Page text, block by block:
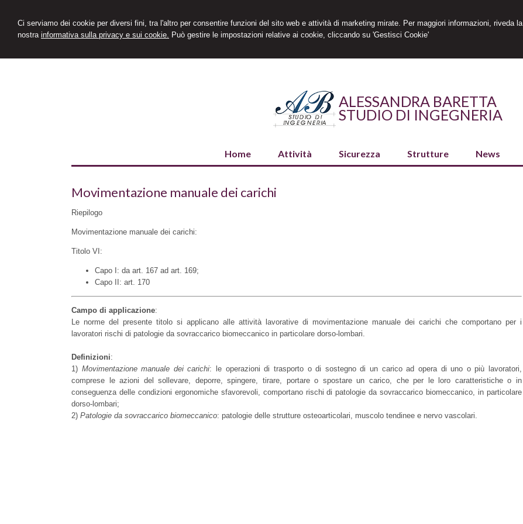
Ci serviamo dei cookie per diversi fini, tra l'altro per consentire funzioni del sito web e attività di marketing mirate. Per maggiori informazioni, riveda la
nostra informativa sulla privacy e sui cookie. Può gestire le impostazioni relative ai cookie, cliccando su 'Gestisci Cookie'
ALESSANDRA BARETTA
STUDIO DI INGEGNERIA
Home Attività Sicurezza Strutture News
Movimentazione manuale dei carichi
Riepilogo
Movimentazione manuale dei carichi:
Titolo VI:
Capo I: da art. 167 ad art. 169;
Capo II: art. 170
Campo di applicazione:
Le norme del presente titolo si applicano alle attività lavorative di movimentazione manuale dei carichi che comportano per i
lavoratori rischi di patologie da sovraccarico biomeccanico in particolare dorso-lombari.
Definizioni:
1) Movimentazione manuale dei carichi: le operazioni di trasporto o di sostegno di un carico ad opera di uno o più lavoratori,
comprese le azioni del sollevare, deporre, spingere, tirare, portare o spostare un carico, che per le loro caratteristiche o in
conseguenza delle condizioni ergonomiche sfavorevoli, comportano rischi di patologie da sovraccarico biomeccanico, in particolare
dorso-lombari;
2) Patologie da sovraccarico biomeccanico: patologie delle strutture osteoarticolari, muscolo tendinee e nervo vascolari.